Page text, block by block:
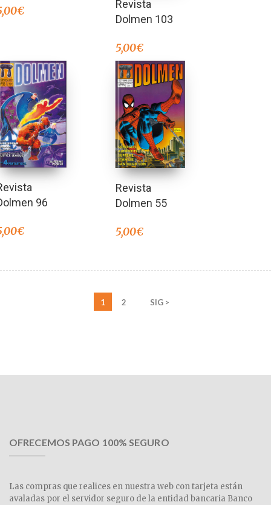
€
Revista
Dolmen 103
5,00€
96
€
Revista
Dolmen 55
5,00€
1 2 SIG >
OFRECEMOS PAGO 100% SEGURO
Las compras que realices en nuestra web con tarjeta están
avaladas por el servidor seguro de la entidad bancaria Banco